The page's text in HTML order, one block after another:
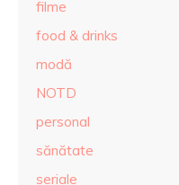
filme
food & drinks
modă
NOTD
personal
sănătate
seriale